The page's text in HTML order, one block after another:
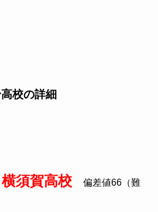
校の詳細
横須賀高校 偏差値66（難